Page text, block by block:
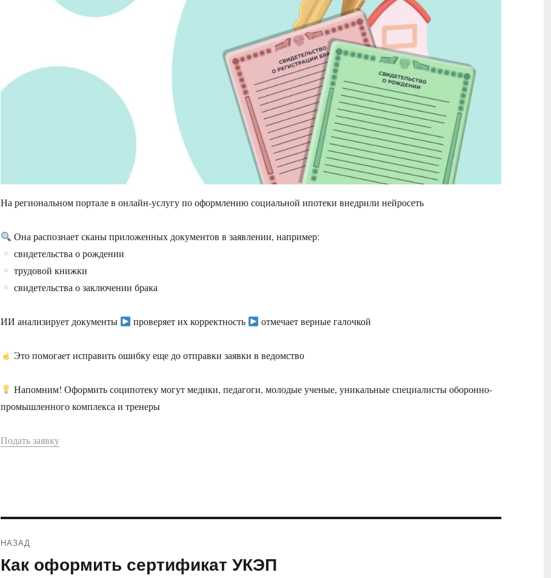
На региональном портале в онлайн-услугу по оформлению социальной ипотеки внедрили нейросеть
Она распознает сканы приложенных документов в заявлении, например:
свидетельства о рождении
трудовой книжки
свидетельства о заключении брака
ИИ анализирует документы проверяет их корректность отмечает верные галочкой
Это помогает исправить ошибку еще до отправки заявки в ведомство
Напомним! Оформить соципотеку могут медики, педагоги, молодые ученые, уникальные специалисты оборонно-
промышленного комплекса и тренеры
Подать заявку
по
НАЗАД
Предыдущая
Как оформить сертификат УКЭП